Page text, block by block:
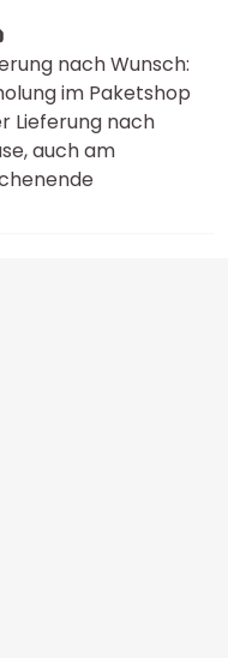
nach Wunsch:
im Paketshop
Lieferung nach
auch am